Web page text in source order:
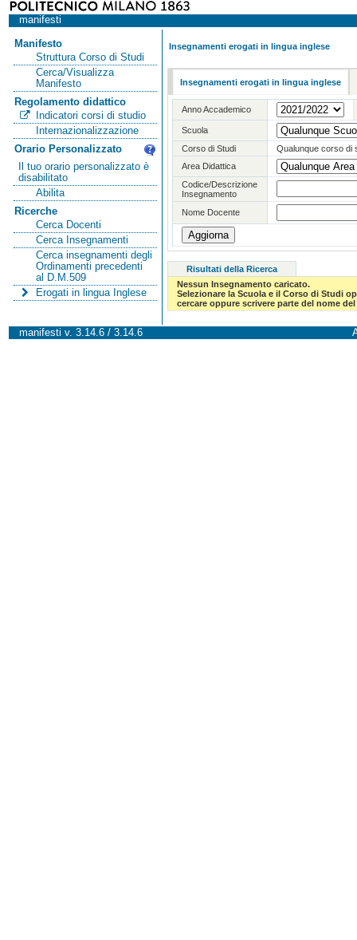
manifesti
Manifesto
Struttura Corso di Studi
Cerca/Visualizza
Manifesto
Regolamento didattico
Indicatori corsi di studio
Internazionalizzazione
Orario Personalizzato
Il tuo orario personalizzato è
disabilitato
Abilita
Ricerche
Cerca Docenti
Cerca Insegnamenti
Cerca insegnamenti degli
Ordinamenti precedenti
al D.M.509
Erogati in lingua Inglese
Insegnamenti erogati in lingua inglese
Insegnamenti erogati in lingua inglese
Anno Accademico
Scuola
Corso di Studi
Qualunque corso di
Area Didattica
Codice/Descrizione
Insegnamento
Nome Docente
Risultati della Ricerca
Nessun Insegnamento caricato.
Selezionare la Scuola e il Corso di Studi
cercare oppure scrivere parte del nome
manifesti v. 3.14.6 / 3.14.6